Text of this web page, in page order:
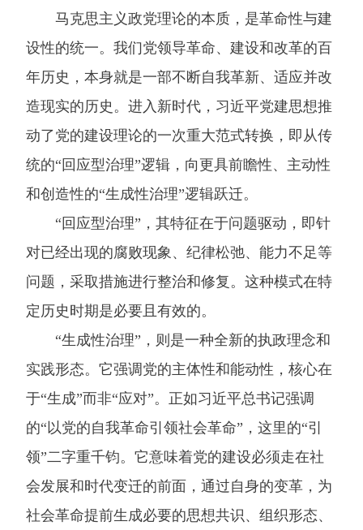
马克思主义政党理论的本质，是革命性与建
设性的统一。我们党领导革命、建设和改革的百
年历史，本身就是一部不断自我革新、适应并改
造现实的历史。进入新时代，习近平党建思想推
动了党的建设理论的一次重大范式转换，即从传
统的“回应型治理”逻辑，向更具前瞻性、主动性
和创造性的“生成性治理”逻辑跃迁。
“回应型治理”，其特征在于问题驱动，即针
对已经出现的腐败现象、纪律松弛、能力不足等
问题，采取措施进行整治和修复。这种模式在特
定历史时期是必要且有效的。
“生成性治理”，则是一种全新的执政理念和
实践形态。它强调党的主体性和能动性，核心在
于“生成”而非“应对”。正如习近平总书记强调
的“以党的自我革命引领社会革命”，这里的“引
领”二字重千钧。它意味着党的建设必须走在社
会发展和时代变迁的前面，通过自身的变革，为
社会革命提前生成必要的思想共识、组织形态、